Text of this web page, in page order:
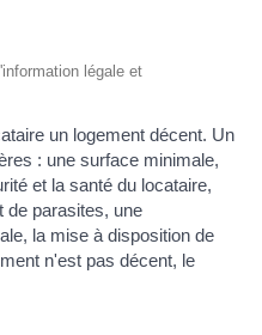
légale et
un logement décent. Un
: une surface minimale,
et la santé du locataire,
de parasites, une
la mise à disposition de
n'est pas décent, le